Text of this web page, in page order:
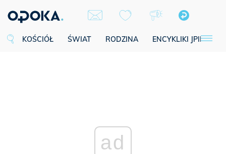
KOŚCIÓŁ ŚWIAT RODZINA ENCYKLIKI JPII
ad